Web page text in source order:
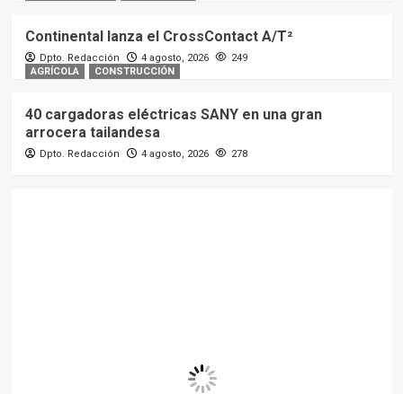
Continental lanza el CrossContact A/T²
Dpto. Redacción 4 agosto, 2026
249
AGRÍCOLA
CONSTRUCCIÓN
40 cargadoras eléctricas SANY en una gran
arrocera tailandesa
Dpto. Redacción 4 agosto, 2026 278